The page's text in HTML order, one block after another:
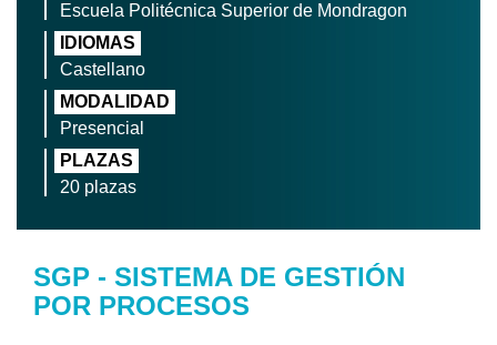
Escuela Politécnica Superior de Mondragon
IDIOMAS
Castellano
MODALIDAD
Presencial
PLAZAS
20 plazas
SGP - SISTEMA DE GESTIÓN
POR PROCESOS